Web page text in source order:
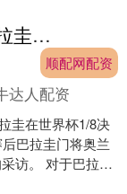
顺配网配资 巴拉圭门将：我们踢球脏? 那又能怎么办呢，我们就是这么强硬
顺配网配资
达人配资
圭在世界杯1/8决
巴拉圭门将奥兰
访。 对于巴拉圭